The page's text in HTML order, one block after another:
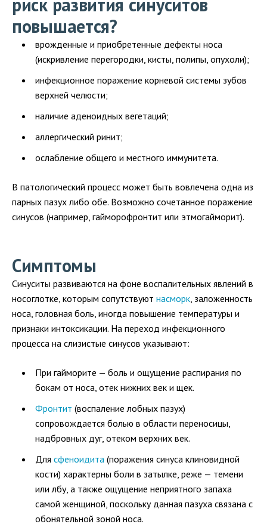
риск развития синуситов
повышается?
врожденные и приобретенные дефекты носа
(искривление перегородки, кисты, полипы, опухоли);
инфекционное поражение корневой системы зубов
верхней челюсти;
наличие аденоидных вегетаций;
аллергический ринит;
ослабление общего и местного иммунитета.
В патологический процесс может быть вовлечена одна из
парных пазух либо обе. Возможно сочетанное поражение
синусов (например, гайморофронтит или этмогайморит).
Симптомы
Синуситы развиваются на фоне воспалительных явлений в
носоглотке, которым сопутствуют насморк, заложенность
носа, головная боль, иногда повышение температуры и
признаки интоксикации. На переход инфекционного
процесса на слизистые синусов указывают:
При гайморите — боль и ощущение распирания по
бокам от носа, отек нижних век и щек.
Фронтит (воспаление лобных пазух)
сопровождается болью в области переносицы,
надбровных дуг, отеком верхних век.
Для сфеноидита (поражения синуса клиновидной
кости) характерны боли в затылке, реже — темени
или лбу, а также ощущение неприятного запаха
самой женщиной, поскольку данная пазуха связана с
обонятельной зоной носа.